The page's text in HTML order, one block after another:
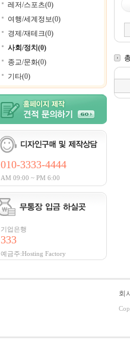
레저/스포츠(0)
여행/세계정보(0)
경제/재테크(0)
사회/정치(0)
종교/문화(0)
기타(0)
010-3333-4444
AM 09:00 ~ PM 6:00
기업은행
333
예금주:Hosting Factory
총
회